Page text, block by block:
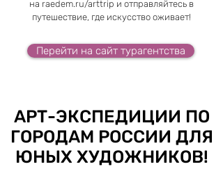
на raedem.ru/arttrip и отправляйтесь в
путешествие, где искусство оживает!
Перейти на сайт турагентства
АРТ-ЭКСПЕДИЦИИ ПО
ГОРОДАМ РОССИИ ДЛЯ
ЮНЫХ ХУДОЖНИКОВ!